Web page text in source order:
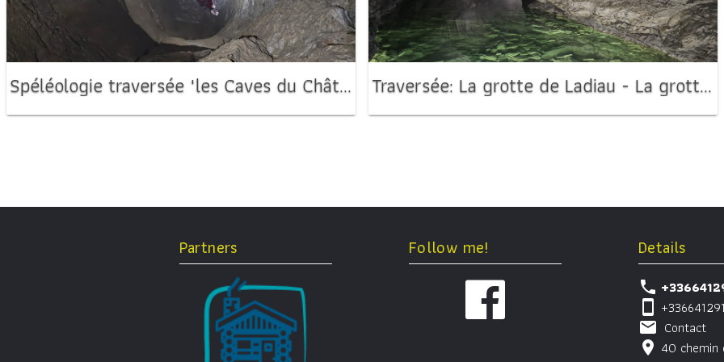
Spéléologie traversée "les Caves du Château d'Oche, Le souffleur" Traversée: La grotte de Ladiau - La grotte du Dufour
Partners Follow me! Details
phone
smartphone
mail Contact
location_on 40 chemin